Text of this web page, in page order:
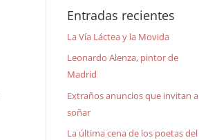
Entradas recientes
La Vía Láctea y la Movida
Leonardo Alenza, pintor de
Madrid
Extraños anuncios que invitan a
soñar
La última cena de los poetas del